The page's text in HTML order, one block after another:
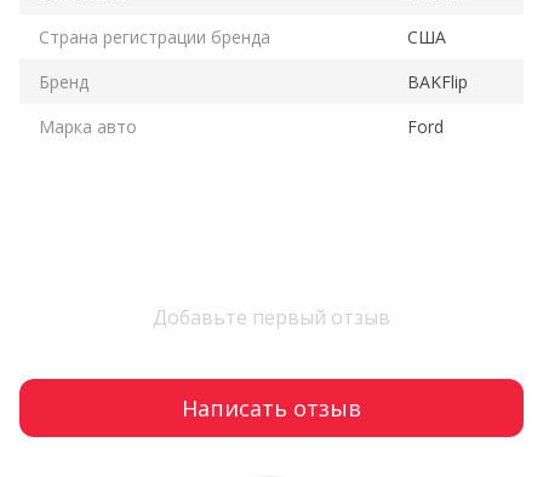
Страна регистрации бренда
США
Бренд
BAKFlip
Марка авто
Ford
Добавьте первый отзыв
Написать отзыв